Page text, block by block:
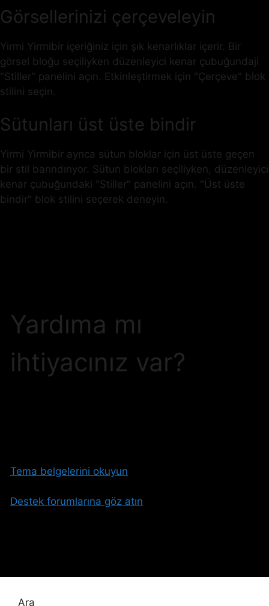
Görsellerinizi çerçeveleyin
Yirmi Yirmibir içeriğiniz için şık kenarlıklar içerir. Bir
görsel bloğu seçiliyken düzenleyici kenar çubuğundaji
"Stiller" panelini açın. Etkinleştirmek için "Çerçeve" blok
stilini seçin.
Sütunları üst üste bindir
Yirmi Yirmibir ayrıca sütun bloklar için üst üste geçen
bir stil barındırıyor. Sütun blokları seçiliyken, düzenleyici
kenar çubuğundaki "Stiller" panelini açın. "Üst üste
bindir" blok stilini seçerek deneyin.
Yardıma mı
ihtiyacınız var?
Tema belgelerini okuyun
Destek forumlarına göz atın
Ara